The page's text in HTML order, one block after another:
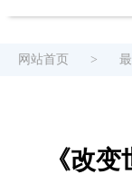
网站首页 >
《改